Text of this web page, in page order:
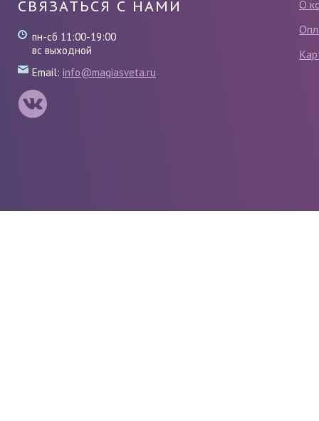
О
СВЯЗАТЬСЯ С НАМИ
пн-сб 11:00-19:00
вс выходной
Email: info@magiasveta.ru